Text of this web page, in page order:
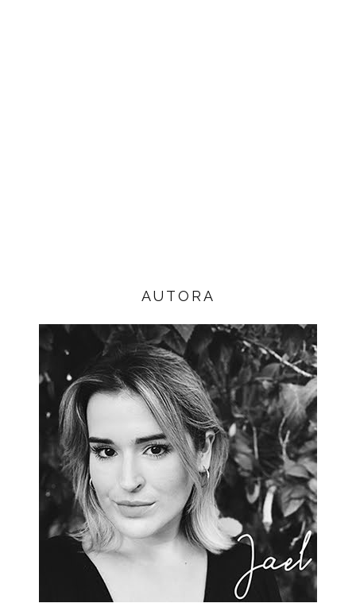
AUTORA